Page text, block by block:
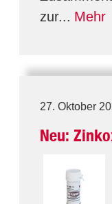
zur... Mehr
27. Oktober
Neu: